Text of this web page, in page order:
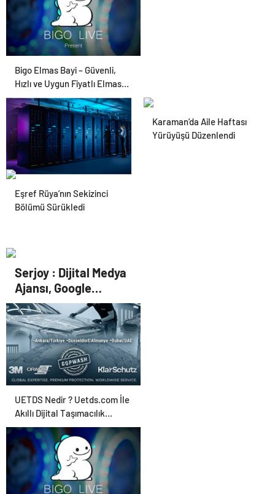
Bigo Elmas Bayi – Güvenli,
Hızlı ve Uygun Fiyatlı Elmas
Satın Almanın Yeni Adresi
Datahost İle Güvenilir
Sunucu Hizmetleri
Karaman’da Aile Haftası
Yürüyüşü Düzenlendi
Eşref Rüya’nın Sekizinci
Bölümü Sürükledi
Serjoy : Dijital Medya
Ajansı, Google
Reklam Ajansı, SEO
Ajansı ve Web
Tasarım Ajansı
UETDS Nedir ? Uetds.com İle
Akıllı Dijital Taşımacılık
Yazılımı